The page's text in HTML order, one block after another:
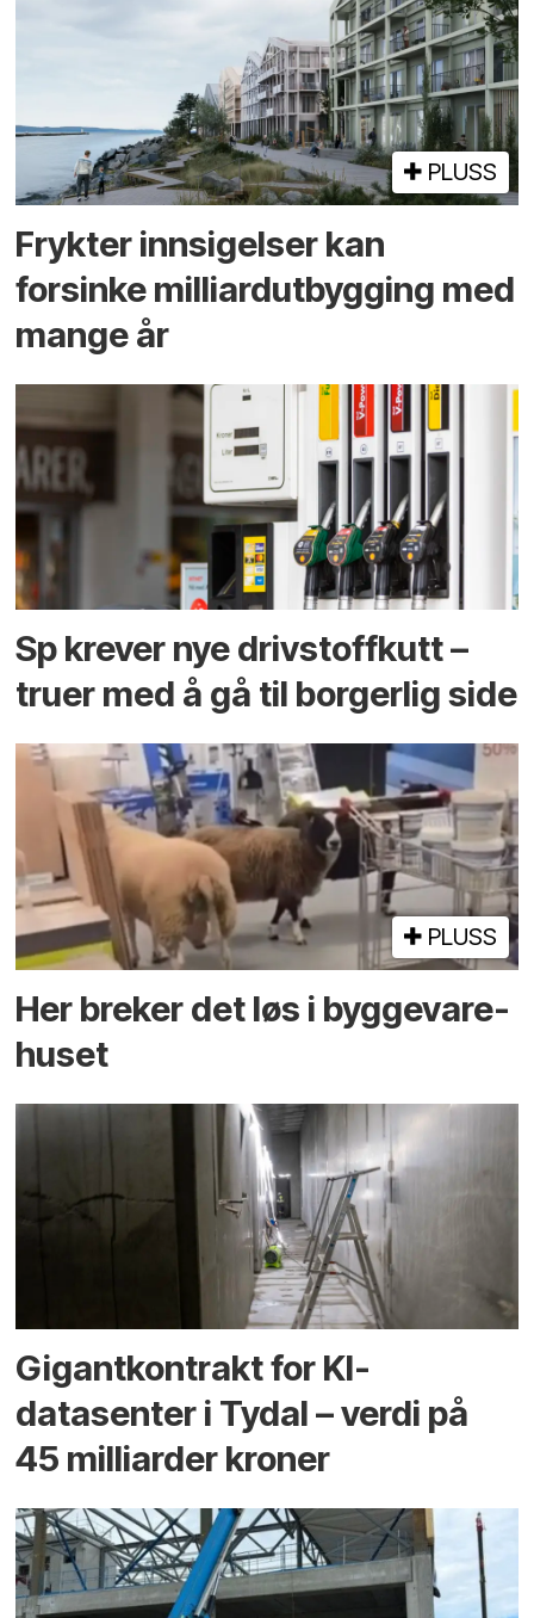
PLUSS
Frykter innsigelser kan
forsinke milliard­utbygging med
mange år
Sp krever nye drivstoffkutt –
truer med å gå til borgerlig side
PLUSS
Her breker det løs i bygge­vare­
huset
Gigantkontrakt for KI-
datasenter i Tydal – verdi på
45 milliarder kroner